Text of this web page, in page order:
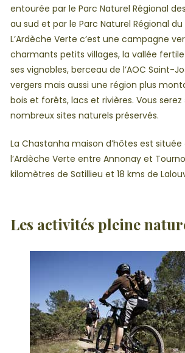
entourée par le Parc Naturel Régional
au sud et par le Parc Naturel Régional du
L’Ardèche Verte c’est une campagne
charmants petits villages, la vallée
ses vignobles, berceau de l’AOC Saint-
vergers mais aussi une région plus
bois et forêts, lacs et rivières. Vous serez
nombreux sites naturels préservés.
La Chastanha maison d’hôtes est
l’Ardèche Verte entre Annonay et
kilomètres de Satillieu et 18 kms de
Les activités pleine